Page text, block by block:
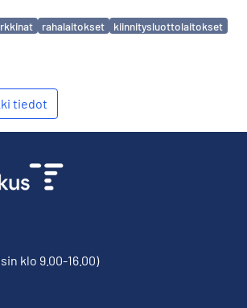
rahalaitokset
kiinnitysluottolaitokset
tiedot
klo 9.00-16.00)